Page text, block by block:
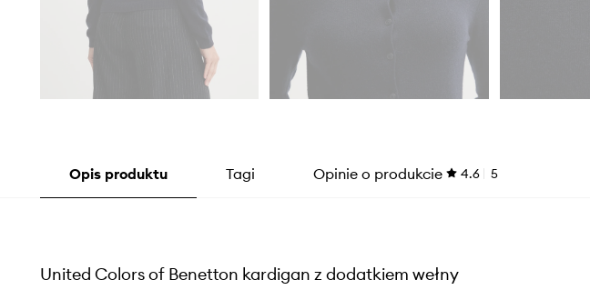
Opis produktu Tagi Opinie o produkcie 4.6 5
United Colors of Benetton kardigan z dodatkiem wełny